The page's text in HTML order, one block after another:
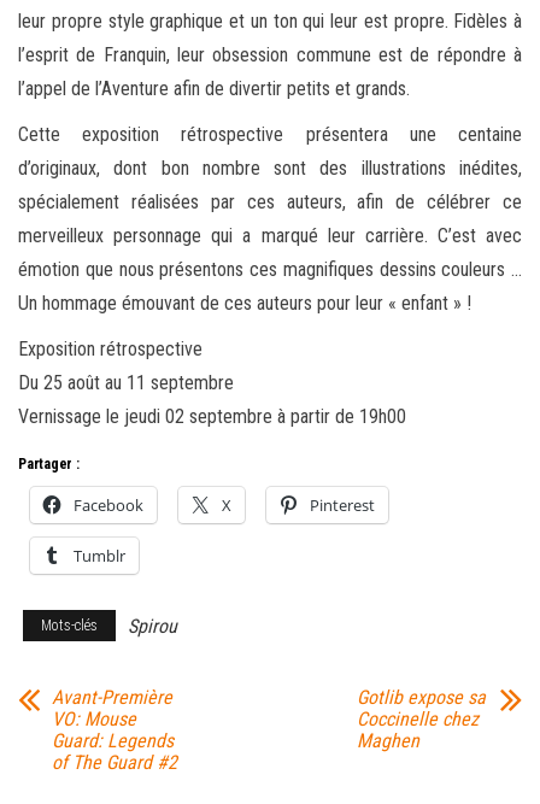
leur propre style graphique et un ton qui leur est propre. Fidèles à
l’esprit de Franquin, leur obsession commune est de répondre à
l’appel de l’Aventure afin de divertir petits et grands.
Cette exposition rétrospective présentera une centaine
d’originaux, dont bon nombre sont des illustrations inédites,
spécialement réalisées par ces auteurs, afin de célébrer ce
merveilleux personnage qui a marqué leur carrière. C’est avec
émotion que nous présentons ces magnifiques dessins couleurs …
Un hommage émouvant de ces auteurs pour leur « enfant » !
Exposition rétrospective
Du 25 août au 11 septembre
Vernissage le jeudi 02 septembre à partir de 19h00
Partager :
Facebook X Pinterest
Tumblr
Mots-clés Spirou
Avant-Première
VO: Mouse
Guard: Legends
of The Guard #2
Gotlib expose sa
Coccinelle chez
Maghen